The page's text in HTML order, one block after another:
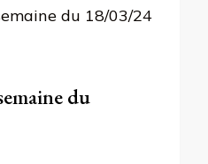
du